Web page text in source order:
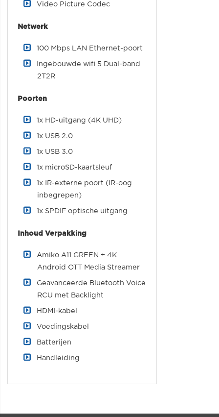
Video Picture Codec
Netwerk
100 Mbps LAN Ethernet-poort
Ingebouwde wifi 5 Dual-band
2T2R
Poorten
1x HD-uitgang (4K UHD)
1x USB 2.0
1x USB 3.0
1x microSD-kaartsleuf
1x IR-externe poort (IR-oog
inbegrepen)
1x SPDIF optische uitgang
Inhoud Verpakking
Amiko A11 GREEN + 4K
Android OTT Media Streamer
Geavanceerde Bluetooth Voice
RCU met Backlight
HDMI-kabel
Voedingskabel
Batterijen
Handleiding